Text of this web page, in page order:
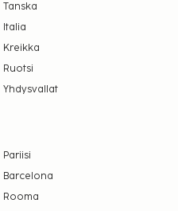
Tanska
Italia
Kreikka
Ruotsi
Yhdysvallat
Pariisi
Barcelona
Rooma